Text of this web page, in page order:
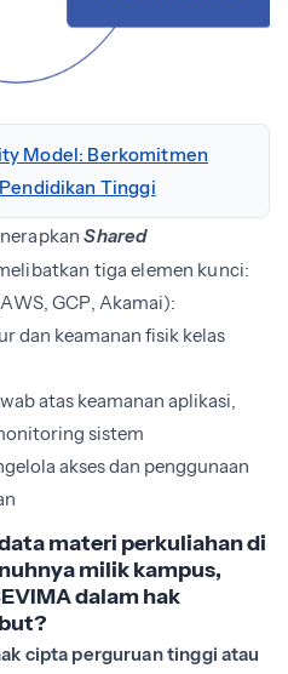
Model: Berkomitmen
Tinggi
Shared
tiga elemen kunci:
GCP, Akamai):
dan keamanan fisik kelas
atas keamanan aplikasi,
sistem
akses dan penggunaan
materi perkuliahan di
milik kampus,
dalam hak
cipta perguruan tinggi atau